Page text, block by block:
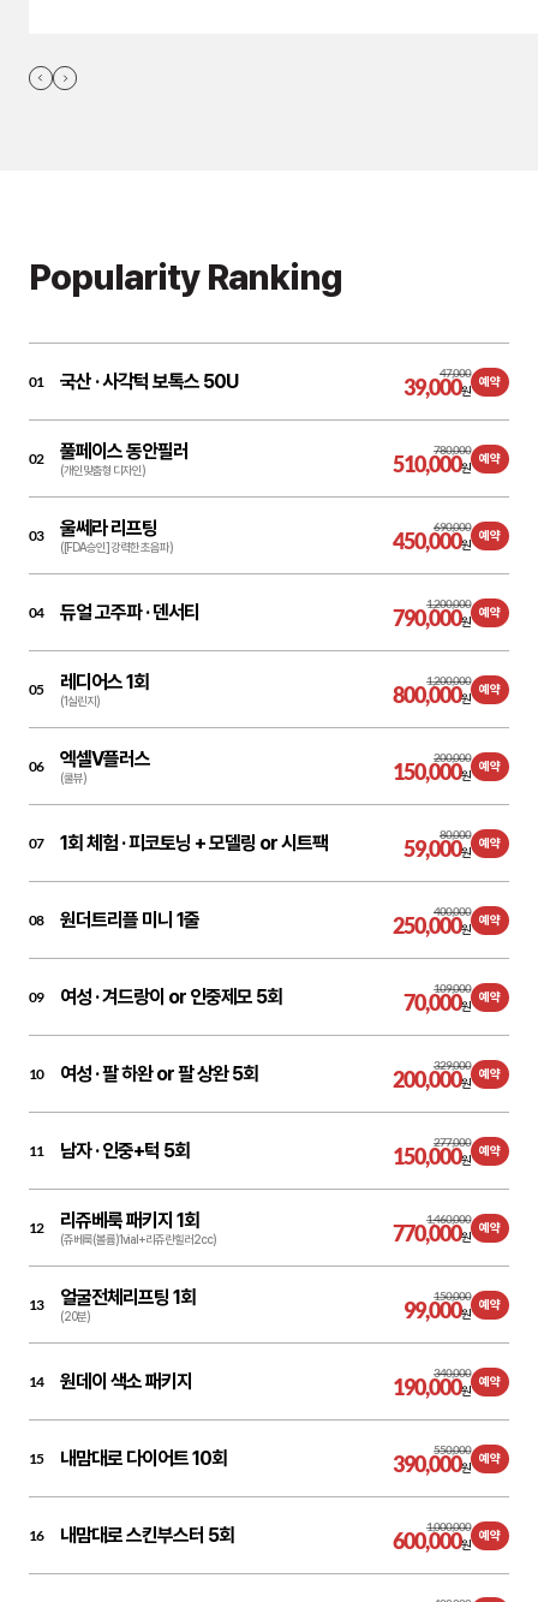
Popularity Ranking
01 국산 ·사각턱 보톡스 50U 47,000
39,000원
예약
02 풀페이스 동안필러
(개인맞춤형 디자인)
780,000
510,000원
예약
03 울쎄라 리프팅
([FDA승인] 강력한 초음파)
690,000
450,000원
예약
04 듀얼 고주파 ·덴서티 1,200,000
790,000원
예약
05 레디어스 1회
(1실린지)
1,200,000
800,000원
예약
06 엑셀V플러스
(쿨뷰)
200,000
150,000원
예약
07 1회 체험 ·피코토닝 + 모델링 or 시트팩 80,000
59,000원
예약
08 원더트리플 미니 1줄 400,000
250,000원
예약
09 여성 ·겨드랑이 or 인중제모 5회 109,000
70,000원
예약
10 여성 ·팔 하완 or 팔 상완 5회 329,000
200,000원
예약
11 남자 ·인중+턱 5회 277,000
150,000원
예약
12 리쥬베룩 패키지 1회
(쥬베룩(볼륨)1vial+리쥬란힐러2cc)
1,460,000
770,000원
예약
13 얼굴전체리프팅 1회
(20분)
150,000
99,000원
예약
14 원데이 색소 패키지 340,000
190,000원
예약
15 내맘대로 다이어트 10회 550,000
390,000원
예약
16 내맘대로 스킨부스터 5회 1,000,000
600,000원
예약